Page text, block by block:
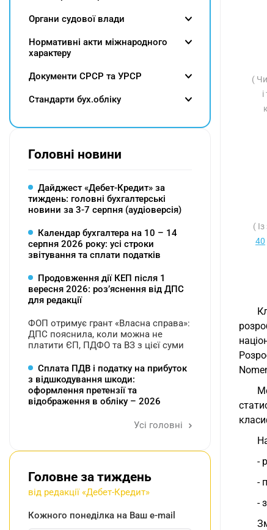
(
(
40
-
-
-
Органи судової влади
Нормативні акти міжнародного
характеру
Документи СРСР та УРСР
Cтандарти бух.обліку
Головні новини
Дайджест «Дебет-Кредит» за
тиждень: головні бухгалтерські
новини за 3-7 серпня (аудіоверсія)
Календар бухгалтера на 10 – 14
серпня 2026 року: усі строки
звітування та сплати податків
Продовження дії КЕП після 1
вересня 2026: розʼяснення від ДПС
для редакції
ФОП отримує грант «Власна справа»:
ДПС пояснила, коли можна не
платити ЄП, ПДФО та ВЗ з цієї суми
Сплата ПДВ і податку на прибуток
з відшкодування шкоди:
оформлення претензії та
відображення в обліку – 2026
Усі головні
Головне за тиждень
від редакції «Дебет-Кредит»
Кожного понеділка на Ваш e-mail